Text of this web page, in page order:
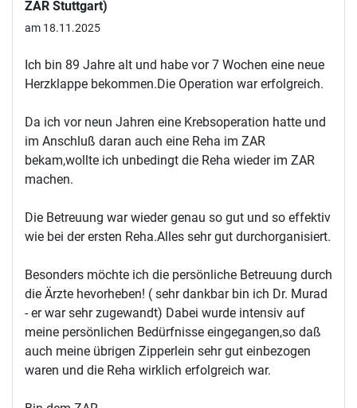
ZAR Stuttgart)
am 18.11.2025
Ich bin 89 Jahre alt und habe vor 7 Wochen eine neue
Herzklappe bekommen.Die Operation war erfolgreich.
Da ich vor neun Jahren eine Krebsoperation hatte und
im Anschluß daran auch eine Reha im ZAR
bekam,wollte ich unbedingt die Reha wieder im ZAR
machen.
Die Betreuung war wieder genau so gut und so effektiv
wie bei der ersten Reha.Alles sehr gut durchorganisiert.
Besonders möchte ich die persönliche Betreuung durch
die Ärzte hevorheben! ( sehr dankbar bin ich Dr. Murad
- er war sehr zugewandt) Dabei wurde intensiv auf
meine persönlichen Bedürfnisse eingegangen,so daß
auch meine übrigen Zipperlein sehr gut einbezogen
waren und die Reha wirklich erfolgreich war.